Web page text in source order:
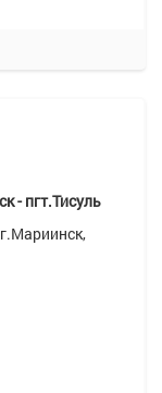
- пгт.Тисуль